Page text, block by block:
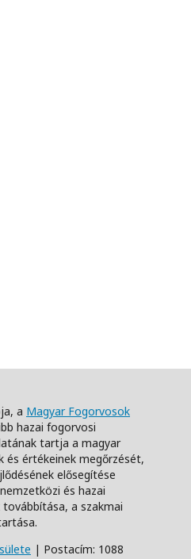
a Magyar Fogorvosok
hazai fogorvosi
tartja a magyar
és értékeinek megőrzését,
elősegítése
és hazai
a szakmai
| Postacím: 1088